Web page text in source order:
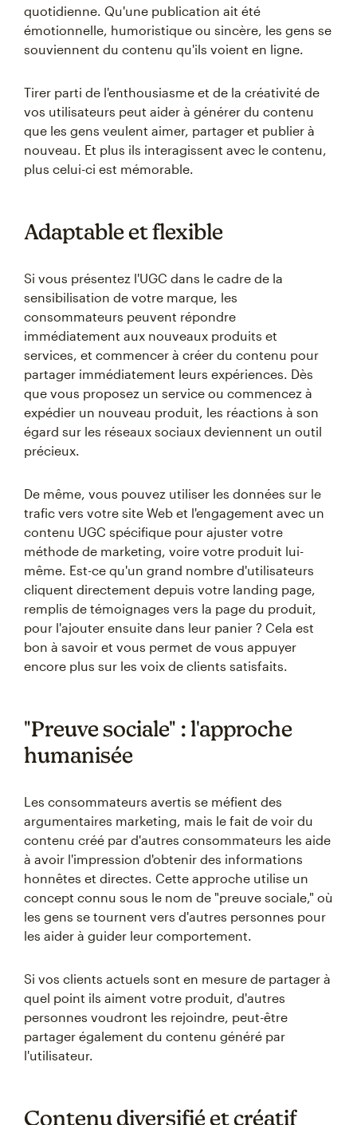
quotidienne. Qu'une publication ait été
émotionnelle, humoristique ou sincère, les gens se
souviennent du contenu qu'ils voient en ligne.
Tirer parti de l'enthousiasme et de la créativité de
vos utilisateurs peut aider à générer du contenu
que les gens veulent aimer, partager et publier à
nouveau. Et plus ils interagissent avec le contenu,
plus celui-ci est mémorable.
Adaptable et flexible
Si vous présentez l'UGC dans le cadre de la
sensibilisation de votre marque, les
consommateurs peuvent répondre
immédiatement aux nouveaux produits et
services, et commencer à créer du contenu pour
partager immédiatement leurs expériences. Dès
que vous proposez un service ou commencez à
expédier un nouveau produit, les réactions à son
égard sur les réseaux sociaux deviennent un outil
précieux.
De même, vous pouvez utiliser les données sur le
trafic vers votre site Web et l'engagement avec un
contenu UGC spécifique pour ajuster votre
méthode de marketing, voire votre produit lui-
même. Est-ce qu'un grand nombre d'utilisateurs
cliquent directement depuis votre landing page,
remplis de témoignages vers la page du produit,
pour l'ajouter ensuite dans leur panier ? Cela est
bon à savoir et vous permet de vous appuyer
encore plus sur les voix de clients satisfaits.
"Preuve sociale" : l'approche
humanisée
Les consommateurs avertis se méfient des
argumentaires marketing, mais le fait de voir du
contenu créé par d'autres consommateurs les aide
à avoir l'impression d'obtenir des informations
honnêtes et directes. Cette approche utilise un
concept connu sous le nom de "preuve sociale," où
les gens se tournent vers d'autres personnes pour
les aider à guider leur comportement.
Si vos clients actuels sont en mesure de partager à
quel point ils aiment votre produit, d'autres
personnes voudront les rejoindre, peut-être
partager également du contenu généré par
l'utilisateur.
Contenu diversifié et créatif